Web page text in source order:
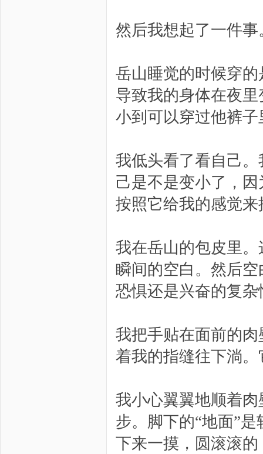
然后我想起了一件事
岳山睡觉的时候穿
导致我的身体在夜
小到可以穿过他裤
我低头看了看自己
己是不是变小了，
按照它给我的感觉
我在岳山的包皮里
瞬间的空白。然后
恐惧还是兴奋的复杂
我把手贴在面前的
着我的指缝往下淌
我小心翼翼地顺着
步。脚下的“地面”
下来一摸，圆滚滚